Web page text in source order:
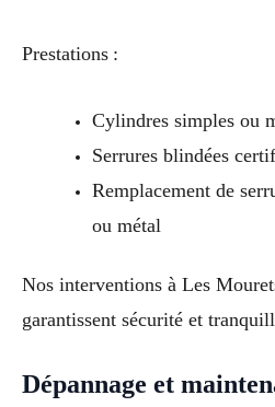
Prestations :
Cylindres simples ou
Serrures blindées
Remplacement de
ou métal
Nos interventions à Les
garantissent sécurité et
Dépannage et